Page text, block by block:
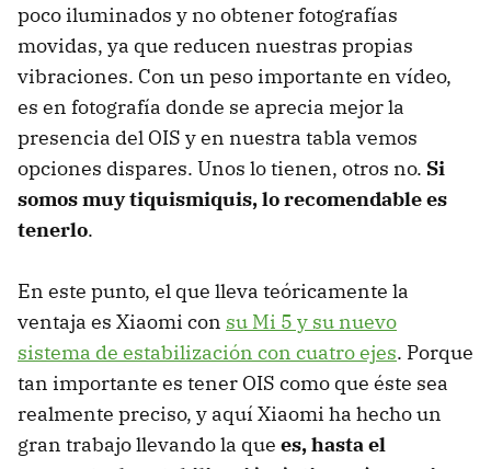
poco iluminados y no obtener fotografías
movidas, ya que reducen nuestras propias
vibraciones. Con un peso importante en vídeo,
es en fotografía donde se aprecia mejor la
presencia del OIS y en nuestra tabla vemos
opciones dispares. Unos lo tienen, otros no. Si
somos muy tiquismiquis, lo recomendable es
tenerlo.
En este punto, el que lleva teóricamente la
ventaja es Xiaomi con su Mi 5 y su nuevo
sistema de estabilización con cuatro ejes. Porque
tan importante es tener OIS como que éste sea
realmente preciso, y aquí Xiaomi ha hecho un
gran trabajo llevando la que es, hasta el